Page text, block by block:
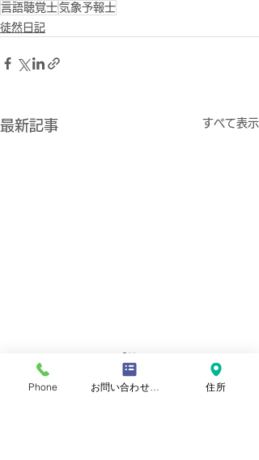
言語聴覚士気象予報士
徒然日記
最新記事 すべて表示
Phone お問い合わせフォーム 住所